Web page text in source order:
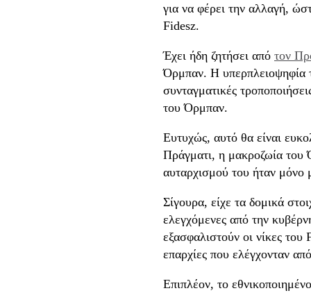
για να φέρει την αλλαγή,
Fidesz.
Έχει ήδη ζητήσει από τον
Όρμπαν. Η υπερπλειοψηφία
συνταγματικές
του Όρμπαν.
Ευτυχώς, αυτό θα είναι
Πράγματι, η μακροζωία του
αυταρχισμού του ήταν μόνο
Σίγουρα, είχε τα δομικά
ελεγχόμενες από την
εξασφαλιστούν οι νίκες
επαρχίες που ελέγχονταν
Επιπλέον, το εθνικοποιημένο